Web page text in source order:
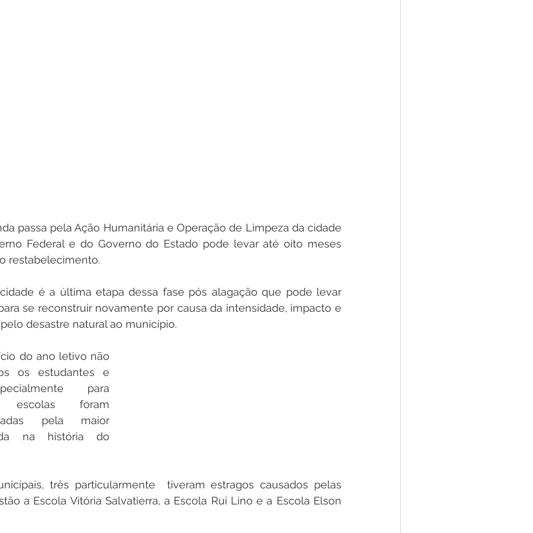
passa pela Ação Humanitária e Operação de Limpeza da cidade
Federal e do Governo do Estado pode levar até oito meses
restabelecimento.
é a última etapa dessa fase pós alagação que pode levar
se reconstruir novamente por causa da intensidade, impacto e
desastre natural ao município.
do ano letivo não
os estudantes e
para
escolas foram
pela maior
na história do
três particularmente  tiveram estragos causados pelas
a Escola Vitória Salvatierra, a Escola Rui Lino e a Escola Elson